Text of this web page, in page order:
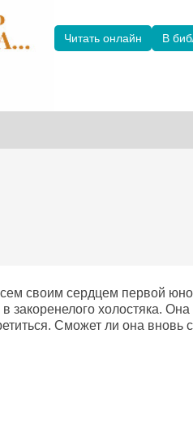
Читать онлайн В
своим сердцем первой
закоренелого холостяка.
Сможет ли она вновь